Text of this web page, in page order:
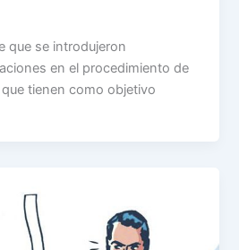
que se introdujeron
en el procedimiento de
tienen como objetivo